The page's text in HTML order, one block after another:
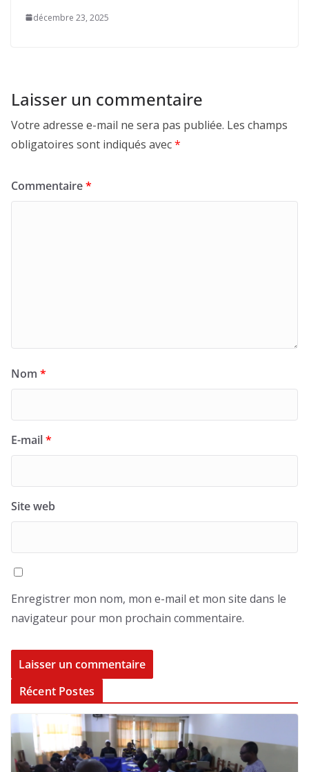
décembre 23, 2025
Laisser un commentaire
Votre adresse e-mail ne sera pas publiée. Les champs
obligatoires sont indiqués avec*
Commentaire*
Nom *
E-mail*
Site web
Enregistrer mon nom, mon e-mail et mon site dans le
navigateur pour mon prochain commentaire.
Récent Postes